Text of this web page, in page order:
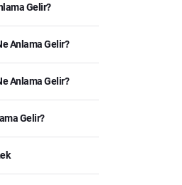
Gelir?
Anlama Gelir?
Anlama Gelir?
Gelir?